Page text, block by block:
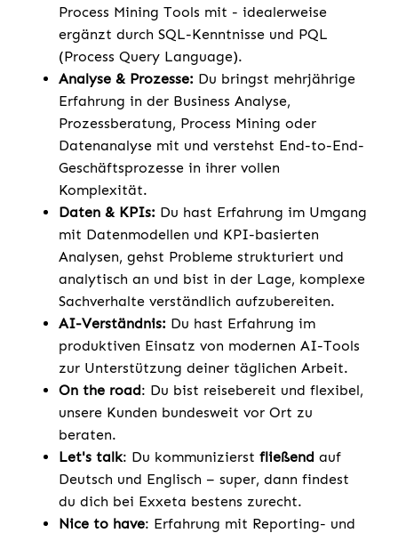
Process Mining Tools mit - idealerweise
ergänzt durch SQL-Kenntnisse und PQL
(Process Query Language).
Analyse & Prozesse: Du bringst mehrjährige
Erfahrung in der Business Analyse,
Prozessberatung, Process Mining oder
Datenanalyse mit und verstehst End-to-End-
Geschäftsprozesse in ihrer vollen
Komplexität.
Daten & KPIs: Du hast Erfahrung im Umgang
mit Datenmodellen und KPI-basierten
Analysen, gehst Probleme strukturiert und
analytisch an und bist in der Lage, komplexe
Sachverhalte verständlich aufzubereiten.
AI-Verständnis: Du hast Erfahrung im
produktiven Einsatz von modernen AI-Tools
zur Unterstützung deiner täglichen Arbeit.
On the road: Du bist reisebereit und flexibel,
unsere Kunden bundesweit vor Ort zu
beraten.
Let's talk: Du kommunizierst fließend auf
Deutsch und Englisch – super, dann findest
du dich bei Exxeta bestens zurecht.
Nice to have: Erfahrung mit Reporting- und